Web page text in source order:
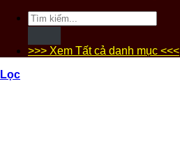
Tìm
kiếm:
>>> Xem Tất cả danh mục <<<
Lọc